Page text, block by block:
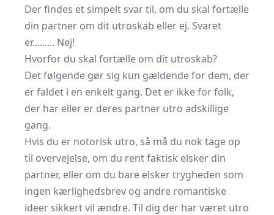
Der findes et simpelt svar til, om du skal fortælle
din partner om dit utroskab eller ej. Svaret
er......... Nej!
Hvorfor du skal fortælle om dit utroskab?
Det følgende gør sig kun gældende for dem, der
er faldet i en enkelt gang. Det er ikke for folk,
der har eller er deres partner utro adskillige
gang.
Hvis du er notorisk utro, så må du nok tage op
til overvejelse, om du rent faktisk elsker din
partner, eller om du bare elsker trygheden som
ingen kærlighedsbrev og andre romantiske
ideer sikkert vil ændre. Til dig der har været utro